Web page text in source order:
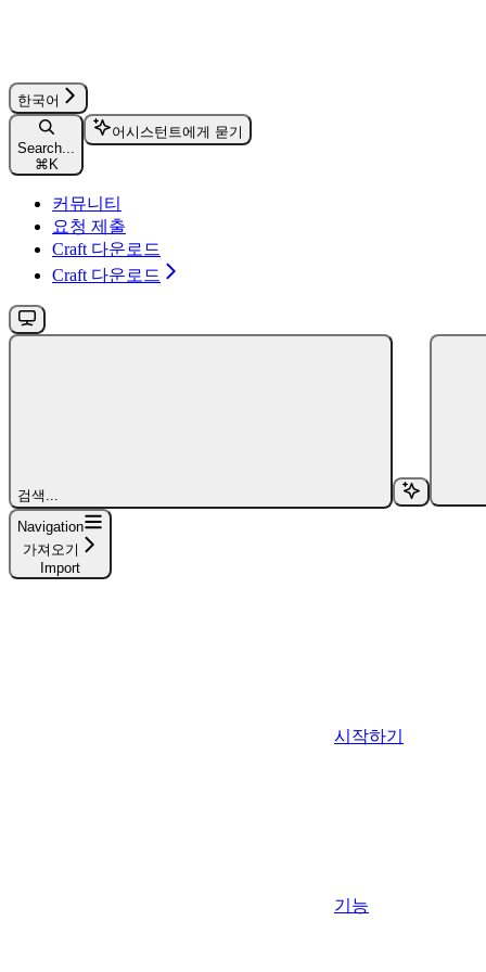
한국어
Search...
⌘K
어시스턴트에게 묻기
커뮤니티
요청 제출
Craft 다운로드
Craft 다운로드
검색...
Navigation
가져오기
Import
시작하기
기능